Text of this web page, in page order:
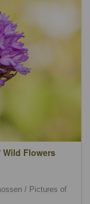
Flowers
/ Pictures of